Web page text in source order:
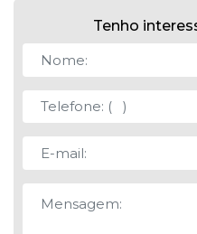
Tenho